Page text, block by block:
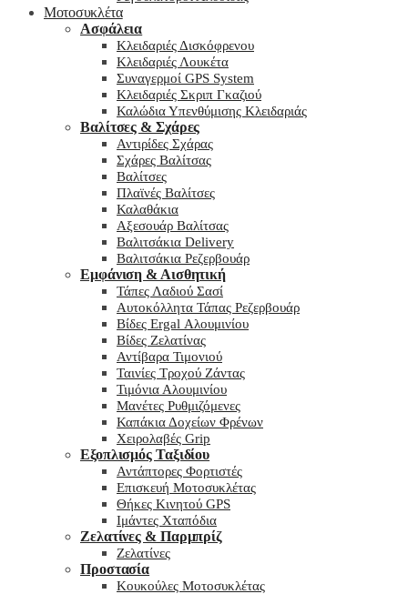
Μοτοσυκλέτα
Ασφάλεια
Κλειδαριές Δισκόφρενου
Κλειδαριές Λουκέτα
Συναγερμοί GPS System
Κλειδαριές Σκριπ Γκαζιού
Καλώδια Υπενθύμισης Κλειδαριάς
Βαλίτσες & Σχάρες
Αντιρίδες Σχάρας
Σχάρες Βαλίτσας
Βαλίτσες
Πλαϊνές Βαλίτσες
Καλαθάκια
Αξεσουάρ Βαλίτσας
Βαλιτσάκια Delivery
Βαλιτσάκια Ρεζερβουάρ
Εμφάνιση & Αισθητική
Τάπες Λαδιού Σασί
Αυτοκόλλητα Τάπας Ρεζερβουάρ
Βίδες Ergal Αλουμινίου
Βίδες Ζελατίνας
Αντίβαρα Τιμονιού
Ταινίες Τροχού Ζάντας
Τιμόνια Αλουμινίου
Μανέτες Ρυθμιζόμενες
Καπάκια Δοχείων Φρένων
Χειρολαβές Grip
Εξοπλισμός Ταξιδίου
Αντάπτορες Φορτιστές
Επισκευή Μοτοσυκλέτας
Θήκες Κινητού GPS
Ιμάντες Χταπόδια
Ζελατίνες & Παρμπρίζ
Ζελατίνες
Προστασία
Κουκούλες Μοτοσυκλέτας